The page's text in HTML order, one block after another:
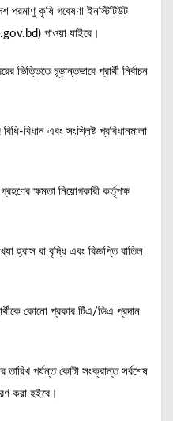
পরমাণু কৃষি গবেষণা ইনস্টিটিউট
পাওয়া যাইবে।
ভিত্তিতে চূড়ান্তভাবে প্রার্থী নির্বাচন
বিধান এবং সংশ্লিষ্ট প্রবিধানমালা
ক্ষমতা নিয়োগকারী কর্তৃপক্ষ
হ্রাস বা বৃদ্ধি এবং বিজ্ঞপ্তি বাতিল
কোনো প্রকার টিএ/ডিএ প্রদান
তারিখ পর্যন্ত কোটা সংক্রান্ত সর্বশেষ
করা হইবে।